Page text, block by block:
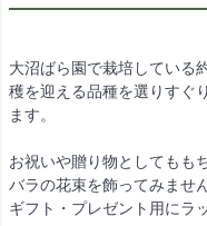
大沼ばら園で栽培している
穫を迎える品種を選りすぐ
ます。
お祝いや贈り物としてもも
バラの花束を飾ってみませ
ギフト・プレゼント用にラ